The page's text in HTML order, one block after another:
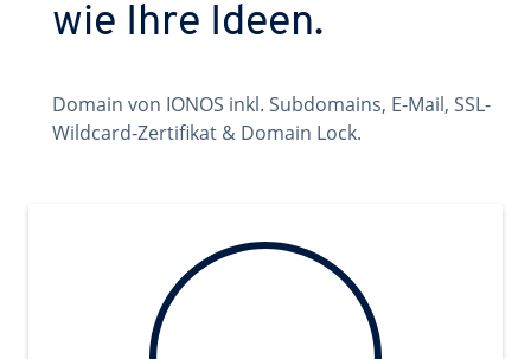
wie Ihre Ideen.
Domain von IONOS inkl. Subdomains, E-Mail, SSL-
Wildcard-Zertifikat & Domain Lock.